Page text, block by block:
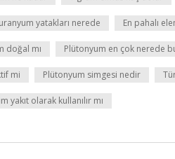
yatakları nerede En pahalı
doğal mı Plütonyum en çok nerede
mi Plütonyum simgesi nedir
yakıt olarak kullanılır mı